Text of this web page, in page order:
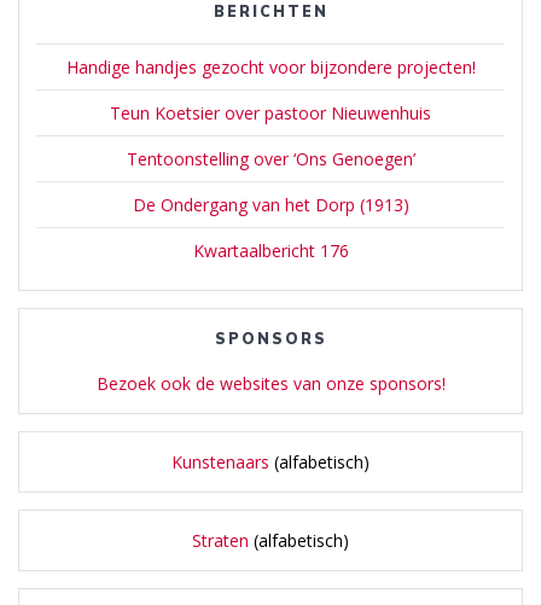
BERICHTEN
Handige handjes gezocht voor bijzondere projecten!
Teun Koetsier over pastoor Nieuwenhuis
Tentoonstelling over ‘Ons Genoegen’
De Ondergang van het Dorp (1913)
Kwartaalbericht 176
SPONSORS
Bezoek ook de websites van onze sponsors!
Kunstenaars (alfabetisch)
Straten (alfabetisch)